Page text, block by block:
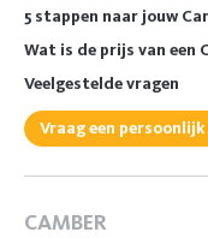
5 stappen naar jouw
Wat is de prijs van een
Veelgestelde vragen
Vraag een
CAMBER